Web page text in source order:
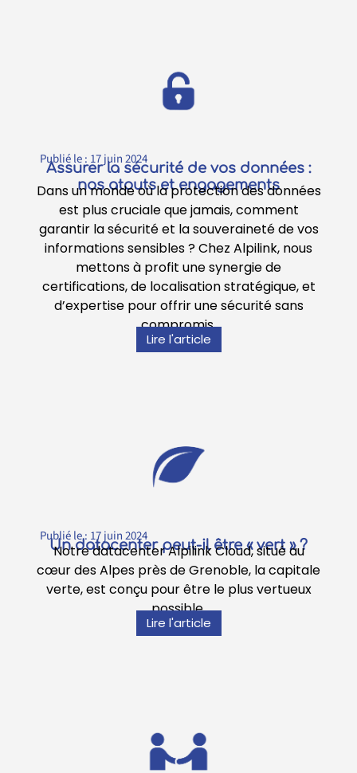
Publié le : 17 juin 2024
Assurer la sécurité de vos données :
nos atouts et engagements
Dans un monde où la protection des données
est plus cruciale que jamais, comment
garantir la sécurité et la souveraineté de vos
informations sensibles ? Chez Alpilink, nous
mettons à profit une synergie de
certifications, de localisation stratégique, et
d’expertise pour offrir une sécurité sans
compromis.
Lire l'article
Publié le : 17 juin 2024
Un datacenter peut-il être « vert » ?
Notre datacenter Alpilink Cloud, situé au
cœur des Alpes près de Grenoble, la capitale
verte, est conçu pour être le plus vertueux
possible.
Lire l'article